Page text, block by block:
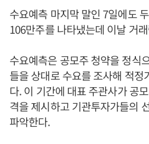
수요예측 마지막 말인 7일에도
106만주를 나타냈는데 이날 거
수요예측은 공모주 청약을 정식
들을 상대로 수요를 조사해 적
다. 이 기간에 대표 주관사가 공
격을 제시하고 기관투자가들의
파악한다.